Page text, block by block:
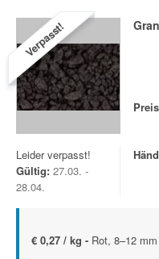
Verpasst!
Leider verpasst!
Gültig: 27.03. -
28.04.
€ 0,27 / kg - Rot, 8–12